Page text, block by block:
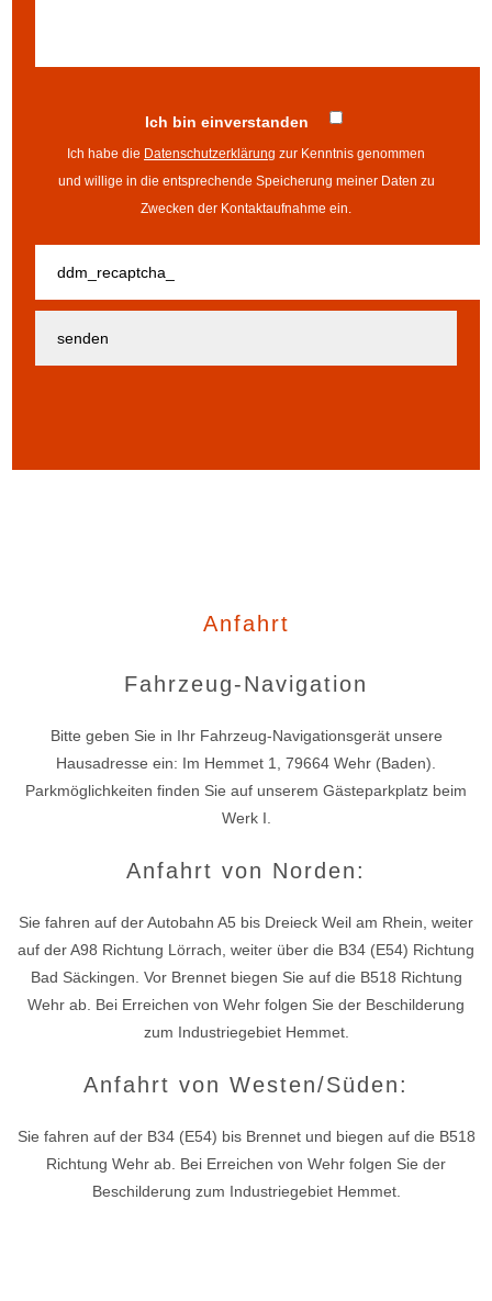
Ich bin einverstanden
Ich habe die Datenschutzerklärung zur Kenntnis genommen
und willige in die entsprechende Speicherung meiner Daten zu
Zwecken der Kontaktaufnahme ein.
Anfahrt
Fahrzeug-Navigation
Bitte geben Sie in Ihr Fahrzeug-Navigationsgerät unsere
Hausadresse ein: Im Hemmet 1, 79664 Wehr (Baden).
Parkmöglichkeiten finden Sie auf unserem Gästeparkplatz beim
Werk I.
Anfahrt von Norden:
Sie fahren auf der Autobahn A5 bis Dreieck Weil am Rhein, weiter
auf der A98 Richtung Lörrach, weiter über die B34 (E54) Richtung
Bad Säckingen. Vor Brennet biegen Sie auf die B518 Richtung
Wehr ab. Bei Erreichen von Wehr folgen Sie der Beschilderung
zum Industriegebiet Hemmet.
Anfahrt von Westen/Süden:
Sie fahren auf der B34 (E54) bis Brennet und biegen auf die B518
Richtung Wehr ab. Bei Erreichen von Wehr folgen Sie der
Beschilderung zum Industriegebiet Hemmet.